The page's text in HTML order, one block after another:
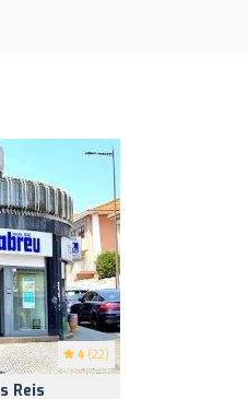
4 (22)
Reis